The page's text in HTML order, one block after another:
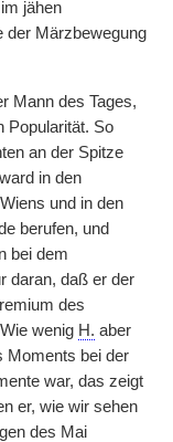
jähen
der Märzbewegung
Mann des Tages,
Popularität. So
an der Spitze
in den
und in den
berufen, und
bei dem
daran, daß er der
des
wenig H. aber
Moments bei der
war, das zeigt
er, wie wir sehen
des Mai